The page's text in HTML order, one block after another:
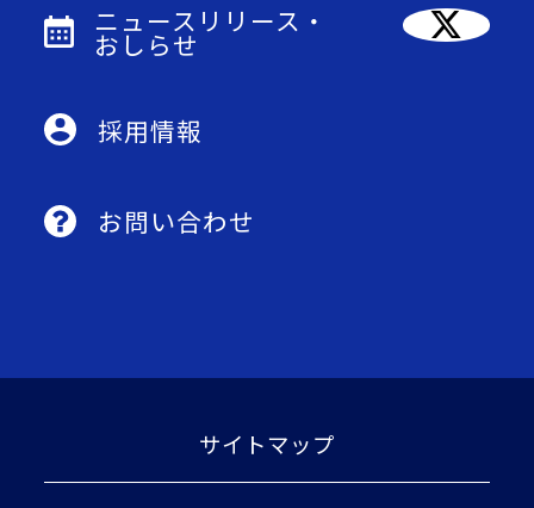
ニュースリリース・
おしらせ
採用情報
お問い合わせ
サイトマップ